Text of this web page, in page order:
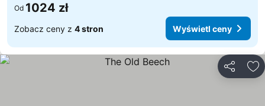
Od 1024 zł
Zobacz ceny z 4 stron Wyświetl ceny